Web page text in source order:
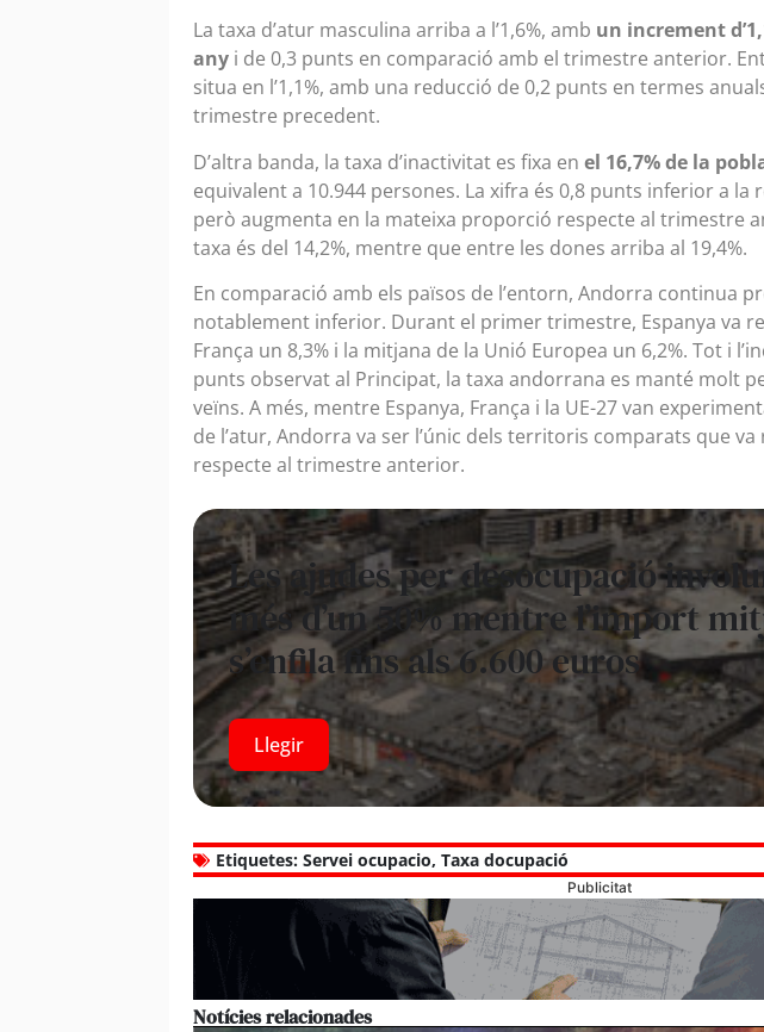
La taxa d’atur masculina arriba a l’1,6%, amb un increment
any i de 0,3 punts en comparació amb el trimestre anterior.
situa en l’1,1%, amb una reducció de 0,2 punts en termes
trimestre precedent.
D’altra banda, la taxa d’inactivitat es fixa en el 16,7% de la
equivalent a 10.944 persones. La xifra és 0,8 punts inferior a la
però augmenta en la mateixa proporció respecte al trimestre
taxa és del 14,2%, mentre que entre les dones arriba al 19,4%.
En comparació amb els països de l’entorn, Andorra continua
notablement inferior. Durant el primer trimestre, Espanya va
França un 8,3% i la mitjana de la Unió Europea un 6,2%. Tot i
punts observat al Principat, la taxa andorrana es manté molt
veïns. A més, mentre Espanya, França i la UE-27 van
de l’atur, Andorra va ser l’únic dels territoris comparats que
respecte al trimestre anterior.
Les ajudes per desocupació
més d’un 50% mentre l’import
s’enfila fins als 6.600 euros
Llegir
Etiquetes: Servei ocupacio, Taxa docupació
Publicitat
Notícies relacionades